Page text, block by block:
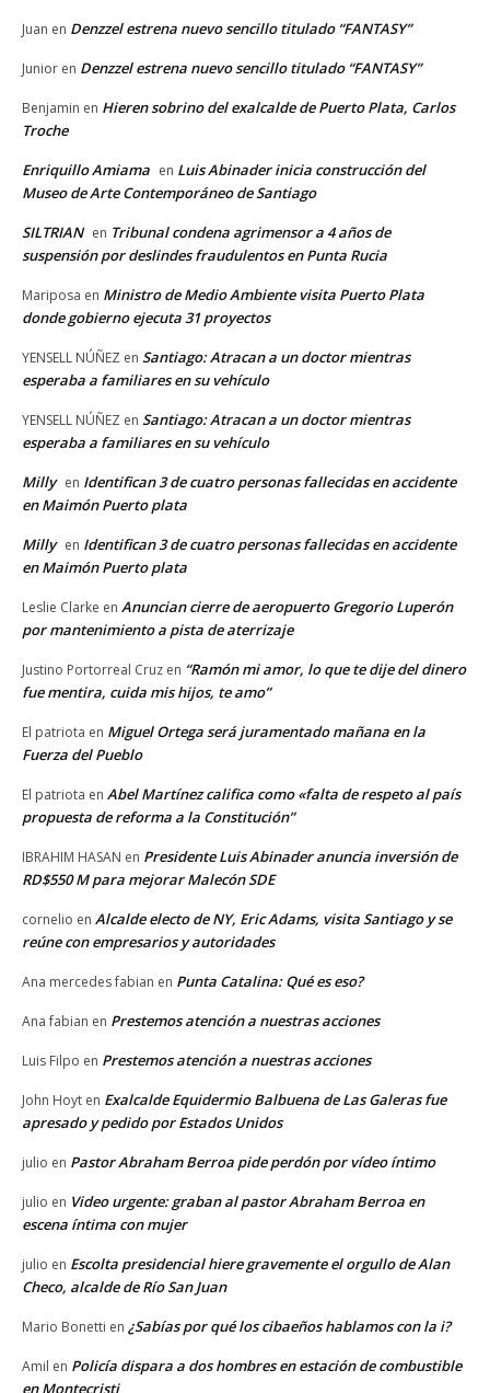
Juan en Denzzel estrena nuevo sencillo titulado “FANTASY”
Junior en Denzzel estrena nuevo sencillo titulado “FANTASY”
Benjamin en Hieren sobrino del exalcalde de Puerto Plata, Carlos
Troche
Enriquillo Amiama en Luis Abinader inicia construcción del
Museo de Arte Contemporáneo de Santiago
SILTRIAN en Tribunal condena agrimensor a 4 años de
suspensión por deslindes fraudulentos en Punta Rucia
Mariposa en Ministro de Medio Ambiente visita Puerto Plata
donde gobierno ejecuta 31 proyectos
YENSELL NÚÑEZ en Santiago: Atracan a un doctor mientras
esperaba a familiares en su vehículo
YENSELL NÚÑEZ en Santiago: Atracan a un doctor mientras
esperaba a familiares en su vehículo
Milly en Identifican 3 de cuatro personas fallecidas en accidente
en Maimón Puerto plata
Milly en Identifican 3 de cuatro personas fallecidas en accidente
en Maimón Puerto plata
Leslie Clarke en Anuncian cierre de aeropuerto Gregorio Luperón
por mantenimiento a pista de aterrizaje
Justino Portorreal Cruz en “Ramón mi amor, lo que te dije del dinero
fue mentira, cuida mis hijos, te amo”
El patriota en Miguel Ortega será juramentado mañana en la
Fuerza del Pueblo
El patriota en Abel Martínez califica como «falta de respeto al país
propuesta de reforma a la Constitución”
IBRAHIM HASAN en Presidente Luis Abinader anuncia inversión de
RD$550 M para mejorar Malecón SDE
cornelio en Alcalde electo de NY, Eric Adams, visita Santiago y se
reúne con empresarios y autoridades
Ana mercedes fabian en Punta Catalina: Qué es eso?
Ana fabian en Prestemos atención a nuestras acciones
Luis Filpo en Prestemos atención a nuestras acciones
John Hoyt en Exalcalde Equidermio Balbuena de Las Galeras fue
apresado y pedido por Estados Unidos
julio en Pastor Abraham Berroa pide perdón por vídeo íntimo
julio en Video urgente: graban al pastor Abraham Berroa en
escena íntima con mujer
julio en Escolta presidencial hiere gravemente el orgullo de Alan
Checo, alcalde de Río San Juan
Mario Bonetti en ¿Sabías por qué los cibaeños hablamos con la i?
Amil en Policía dispara a dos hombres en estación de combustible
en Montecristi